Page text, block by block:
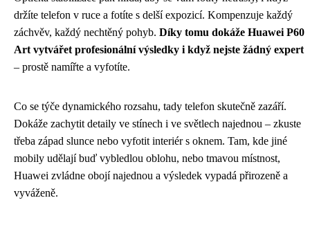
držíte telefon v ruce a fotíte s delší expozicí. Kompenzuje každý
záchvěv, každý nechtěný pohyb. Díky tomu dokáže Huawei P60
Art vytvářet profesionální výsledky i když nejste žádný expert
– prostě namířte a vyfotíte.
Co se týče dynamického rozsahu, tady telefon skutečně zazáří.
Dokáže zachytit detaily ve stínech i ve světlech najednou – zkuste
třeba západ slunce nebo vyfotit interiér s oknem. Tam, kde jiné
mobily udělají buď vybledlou oblohu, nebo tmavou místnost,
Huawei zvládne obojí najednou a výsledek vypadá přirozeně a
vyváženě.